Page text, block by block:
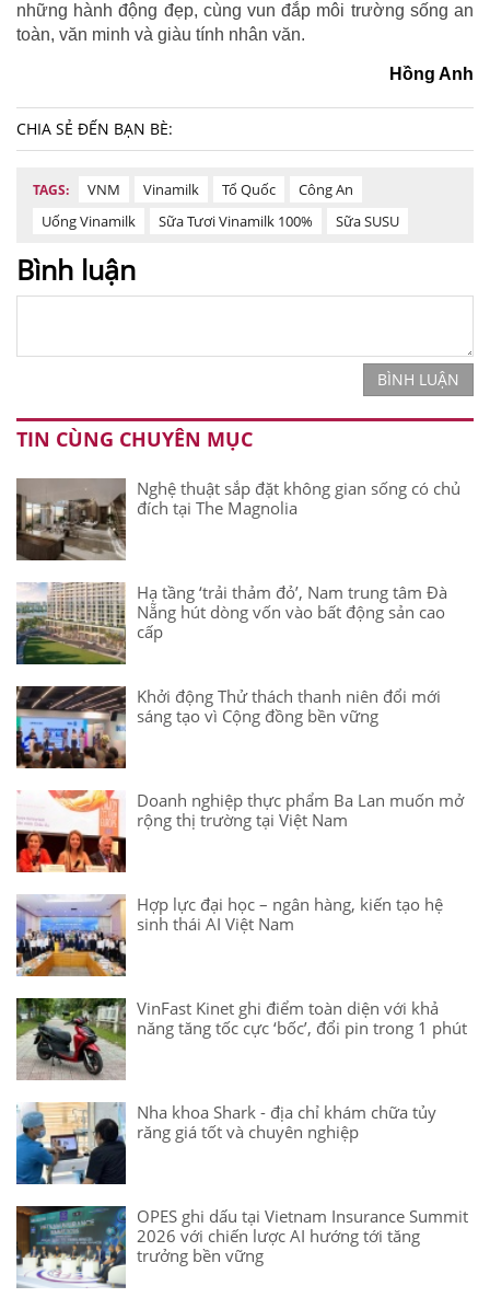
những hành động đẹp, cùng vun đắp môi trường sống an
toàn, văn minh và giàu tính nhân văn.
Hồng Anh
CHIA SẺ ĐẾN BẠN BÈ:
TAGS: VNM Vinamilk Tổ Quốc
Công An
Uống Vinamilk
Sữa Tươi Vinamilk 100% Sữa SUSU
Bình luận
BÌNH LUẬN
TIN CÙNG CHUYÊN MỤC
Nghệ thuật sắp đặt không gian sống có chủ
đích tại The Magnolia
Hạ tầng ‘trải thảm đỏ’, Nam trung tâm Đà
Nẵng hút dòng vốn vào bất động sản cao
cấp
Khởi động Thử thách thanh niên đổi mới
sáng tạo vì Cộng đồng bền vững
Doanh nghiệp thực phẩm Ba Lan muốn mở
rộng thị trường tại Việt Nam
Hợp lực đại học – ngân hàng, kiến tạo hệ
sinh thái AI Việt Nam
VinFast Kinet ghi điểm toàn diện với khả
năng tăng tốc cực ‘bốc’, đổi pin trong 1 phút
Nha khoa Shark - địa chỉ khám chữa tủy
răng giá tốt và chuyên nghiệp
OPES ghi dấu tại Vietnam Insurance Summit
2026 với chiến lược AI hướng tới tăng
trưởng bền vững